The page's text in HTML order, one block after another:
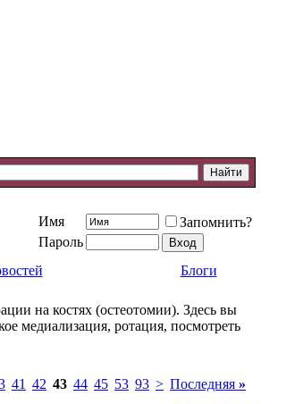
Имя
Запомнить?
Пароль
Блоги
на костях (остеотомии). Здесь вы
медиализация, ротация, посмотреть
41 42 43 44 45 53 93 > Последняя »